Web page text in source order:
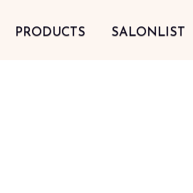
PRODUCTS SALONLIST